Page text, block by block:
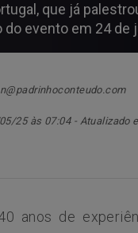
que já
do evento em 24 de
25 às 07:04 - Atualizado
anos de